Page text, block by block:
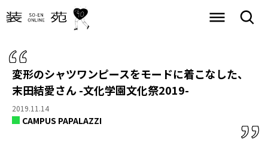
変形のシャツワンピースをモードに着こなした、
末田結愛さん -文化学園文化祭2019-
2019.11.14
CAMPUS PAPALAZZI